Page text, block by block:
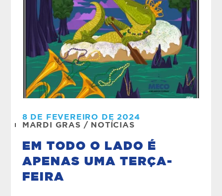
8 DE FEVEREIRO DE 2024
MARDI GRAS / NOTÍCIAS
EM TODO O LADO É
APENAS UMA TERÇA-
FEIRA